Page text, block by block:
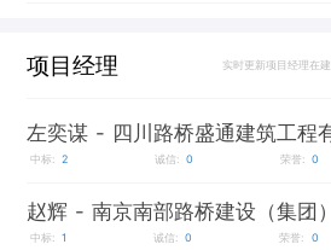
项目经理 实时更新项目经理在
左奕谋 - 四川路桥盛通建筑工程
中标: 2 诚信: 0 荣誉: 0
赵辉 - 南京南部路桥建设（集团
中标: 1 诚信: 0 荣誉: 0